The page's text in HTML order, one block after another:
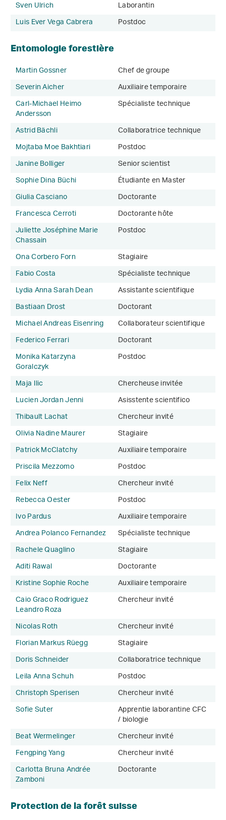
Sven Ulrich
Laborantin
Luis Ever Vega Cabrera
Postdoc
Entomologie forestière
Martin Gossner
Chef de groupe
Severin Aicher
Auxiliaire temporaire
Carl-Michael Heimo
Andersson
Spécialiste technique
Astrid Bächli
Collaboratrice technique
Mojtaba Moe Bakhtiari
Postdoc
Janine Bolliger
Senior scientist
Sophie Dina Büchi
Étudiante en Master
Giulia Casciano
Doctorante
Francesca Cerroti
Doctorante hôte
Juliette Joséphine Marie
Chassain
Postdoc
Ona Corbero Forn
Stagiaire
Fabio Costa
Spécialiste technique
Lydia Anna Sarah Dean
Assistante scientifique
Bastiaan Drost
Doctorant
Michael Andreas Eisenring
Collaborateur scientifique
Federico Ferrari
Doctorant
Monika Katarzyna
Goralczyk
Postdoc
Maja Ilic
Chercheuse invitée
Lucien Jordan Jenni
Asisstente scientifico
Thibault Lachat
Chercheur invité
Olivia Nadine Maurer
Stagiaire
Patrick McClatchy
Auxiliaire temporaire
Priscila Mezzomo
Postdoc
Felix Neff
Chercheur invité
Rebecca Oester
Postdoc
Ivo Pardus
Auxiliaire temporaire
Andrea Polanco Fernandez
Spécialiste technique
Rachele Quaglino
Stagiaire
Aditi Rawal
Doctorante
Kristine Sophie Roche
Auxiliaire temporaire
Caio Graco Rodriguez
Leandro Roza
Chercheur invité
Nicolas Roth
Chercheur invité
Florian Markus Rüegg
Stagiaire
Doris Schneider
Collaboratrice technique
Leila Anna Schuh
Postdoc
Christoph Sperisen
Chercheur invité
Sofie Suter
Apprentie laborantine CFC
/ biologie
Beat Wermelinger
Chercheur invité
Fengping Yang
Chercheur invité
Carlotta Bruna Andrée
Zamboni
Doctorante
Protection de la forêt suisse